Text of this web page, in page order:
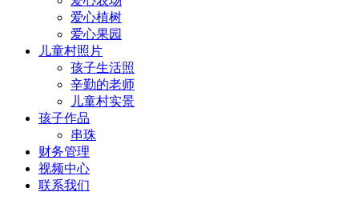
爱心植树
爱心果园
儿童村照片
孩子生活照
辛勤的老师
儿童村实景
孩子作品
串珠
财务管理
视频中心
联系我们